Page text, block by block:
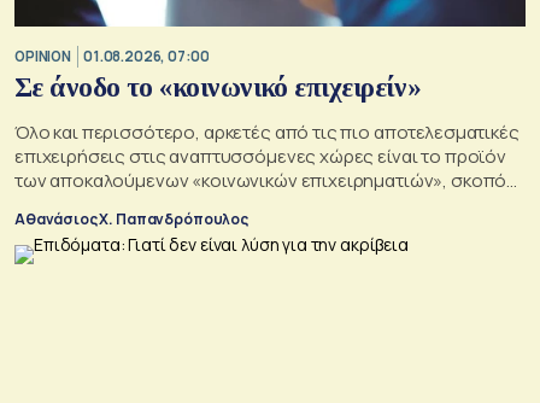
OPINION 01.08.2026, 07:00
Σε άνοδο το «κοινωνικό επιχειρείν»
Όλο και περισσότερο, αρκετές από τις πιο αποτελεσματικές
επιχειρήσεις στις αναπτυσσόμενες χώρες είναι το προϊόν
των αποκαλούμενων «κοινωνικών επιχειρηματιών», σκοπός
σε μια εποχή σοβαρών διαρθρωτικών μετασχηματισμών και
συνακόλουθης αβεβαιότητας
Αθανάσιος Χ. Παπανδρόπουλος